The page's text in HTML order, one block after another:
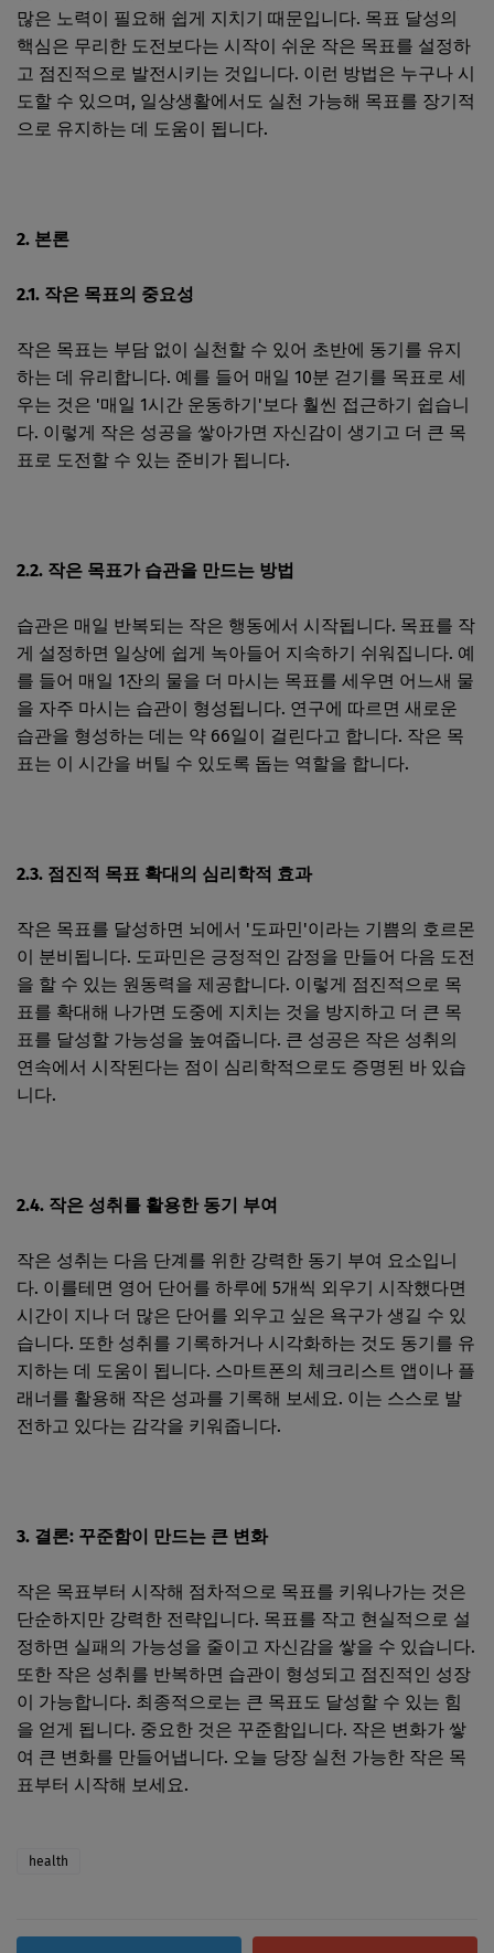
많은 노력이 필요해 쉽게 지치기 때문입니다. 목표 달성의
핵심은 무리한 도전보다는 시작이 쉬운 작은 목표를 설정하
고 점진적으로 발전시키는 것입니다. 이런 방법은 누구나 시
도할 수 있으며, 일상생활에서도 실천 가능해 목표를 장기적
으로 유지하는 데 도움이 됩니다.
2. 본론
2.1. 작은 목표의 중요성
작은 목표는 부담 없이 실천할 수 있어 초반에 동기를 유지
하는 데 유리합니다. 예를 들어 매일 10분 걷기를 목표로 세
우는 것은 '매일 1시간 운동하기'보다 훨씬 접근하기 쉽습니
다. 이렇게 작은 성공을 쌓아가면 자신감이 생기고 더 큰 목
표로 도전할 수 있는 준비가 됩니다.
2.2. 작은 목표가 습관을 만드는 방법
습관은 매일 반복되는 작은 행동에서 시작됩니다. 목표를 작
게 설정하면 일상에 쉽게 녹아들어 지속하기 쉬워집니다. 예
를 들어 매일 1잔의 물을 더 마시는 목표를 세우면 어느새 물
을 자주 마시는 습관이 형성됩니다. 연구에 따르면 새로운
습관을 형성하는 데는 약 66일이 걸린다고 합니다. 작은 목
표는 이 시간을 버틸 수 있도록 돕는 역할을 합니다.
2.3. 점진적 목표 확대의 심리학적 효과
작은 목표를 달성하면 뇌에서 '도파민'이라는 기쁨의 호르몬
이 분비됩니다. 도파민은 긍정적인 감정을 만들어 다음 도전
을 할 수 있는 원동력을 제공합니다. 이렇게 점진적으로 목
표를 확대해 나가면 도중에 지치는 것을 방지하고 더 큰 목
표를 달성할 가능성을 높여줍니다. 큰 성공은 작은 성취의
연속에서 시작된다는 점이 심리학적으로도 증명된 바 있습
니다.
2.4. 작은 성취를 활용한 동기 부여
작은 성취는 다음 단계를 위한 강력한 동기 부여 요소입니
다. 이를테면 영어 단어를 하루에 5개씩 외우기 시작했다면
시간이 지나 더 많은 단어를 외우고 싶은 욕구가 생길 수 있
습니다. 또한 성취를 기록하거나 시각화하는 것도 동기를 유
지하는 데 도움이 됩니다. 스마트폰의 체크리스트 앱이나 플
래너를 활용해 작은 성과를 기록해 보세요. 이는 스스로 발
전하고 있다는 감각을 키워줍니다.
3. 결론: 꾸준함이 만드는 큰 변화
작은 목표부터 시작해 점차적으로 목표를 키워나가는 것은
단순하지만 강력한 전략입니다. 목표를 작고 현실적으로 설
정하면 실패의 가능성을 줄이고 자신감을 쌓을 수 있습니다.
또한 작은 성취를 반복하면 습관이 형성되고 점진적인 성장
이 가능합니다. 최종적으로는 큰 목표도 달성할 수 있는 힘
을 얻게 됩니다. 중요한 것은 꾸준함입니다. 작은 변화가 쌓
여 큰 변화를 만들어냅니다. 오늘 당장 실천 가능한 작은 목
표부터 시작해 보세요.
health